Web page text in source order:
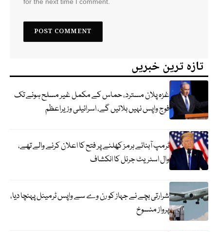
تازہ ترین خبریں
غزہ پلان مسترد، حماس کے مکمل غیر مسلح ہونے تک
فوج واپس نہیں بلائیں گے، اسرائیلی وزیراعظم
ٹرمپ آبنائے ہرمز کھلنے پر فتح کا اعلان کرنے والے تھے،
وال اسٹریٹ جرنل کا انکشاف
شرارتی بچے نے جہاز کو رن وے سے واپس ٹرمینل پہنچا دیا،
پرواز منسوخ